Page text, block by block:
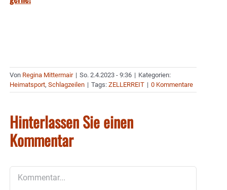
Von Regina Mittermair | So. 2.4.2023 - 9:36 | Kategorien:
Heimatsport, Schlagzeilen | Tags: ZELLERREIT | 0 Kommentare
Hinterlassen Sie einen
Kommentar